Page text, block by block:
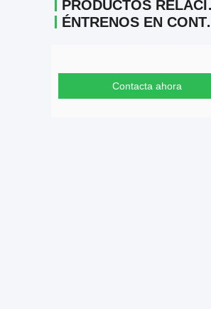
Contacta ahora